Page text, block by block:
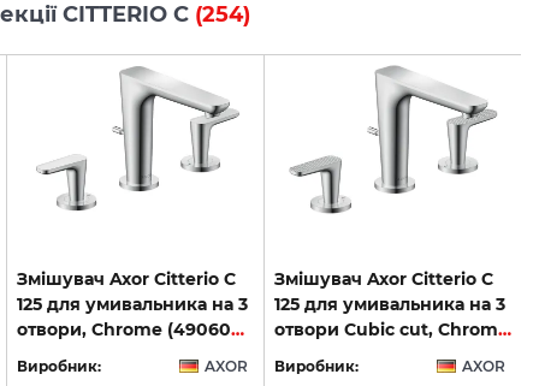
CITTERIO C (254)
Змішувач Axor Citterio C
125 для умивальника на 3
отвори, Chrome (49060000)
Виробник:
AXOR
Змішувач Axor Citterio C
125 для умивальника на 3
отвори Cubic cut, Chrome (49061000)
Виробник:
AXOR